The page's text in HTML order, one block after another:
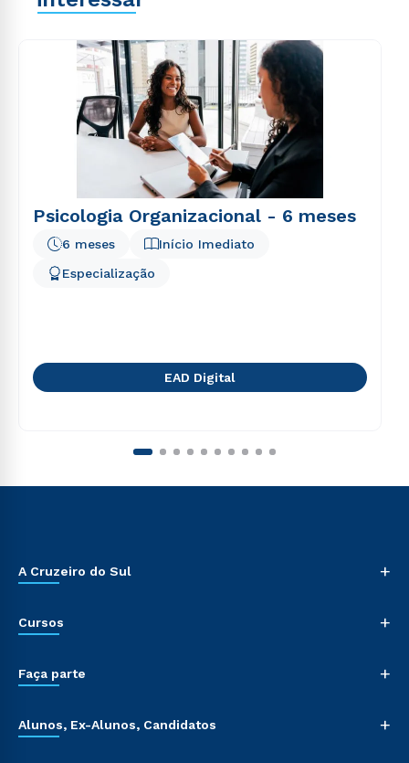
explicabo. Nemo enim ipsam voluptatem quia
consequuntur magni dolores eos qui ratione
voluptatem sequi nesciunt.
Psicologia Organizacional - 6 meses
Início Imediato
6 meses
Especialização
EAD Digital
A Cruzeiro do Sul +
Cursos +
Faça parte +
Alunos, Ex-Alunos, Candidatos +